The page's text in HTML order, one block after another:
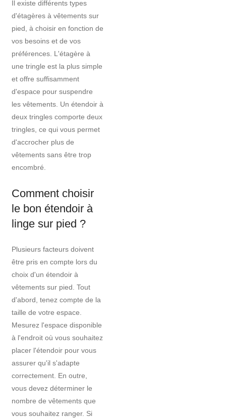
Il existe différents types
d'étagères à vêtements sur
pied, à choisir en fonction de
vos besoins et de vos
préférences. L'étagère à
une tringle est la plus simple
et offre suffisamment
d'espace pour suspendre
les vêtements. Un étendoir à
deux tringles comporte deux
tringles, ce qui vous permet
d'accrocher plus de
vêtements sans être trop
encombré.
Comment choisir
le bon étendoir à
linge sur pied ?
Plusieurs facteurs doivent
être pris en compte lors du
choix d'un étendoir à
vêtements sur pied. Tout
d'abord, tenez compte de la
taille de votre espace.
Mesurez l'espace disponible
à l'endroit où vous souhaitez
placer l'étendoir pour vous
assurer qu'il s'adapte
correctement. En outre,
vous devez déterminer le
nombre de vêtements que
vous souhaitez ranger. Si